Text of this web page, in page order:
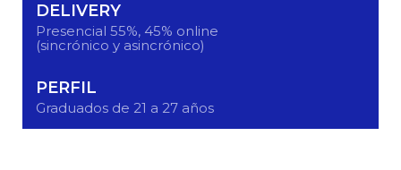
DELIVERY
Presencial 55%, 45% online
(sincrónico y asincrónico)
PERFIL
Graduados de 21 a 27 años